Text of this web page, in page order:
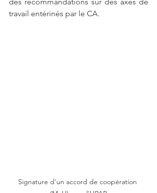
des recommandations sur des axes de
travail entérinés par le CA.
Signature d'un accord de coopération